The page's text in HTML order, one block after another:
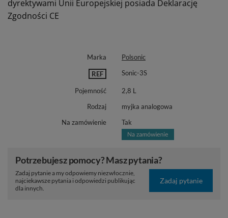
dyrektywami Unii Europejskiej posiada Deklarację
Zgodności CE
Marka Polsonic
REF Sonic-3S
Pojemność
2,8 L
Rodzaj
myjka analogowa
Na zamówienie
Tak
Potrzebujesz pomocy? Masz pytania?
Zadaj pytanie a my odpowiemy niezwłocznie,
najciekawsze pytania i odpowiedzi publikując
dla innych.
Zadaj pytanie